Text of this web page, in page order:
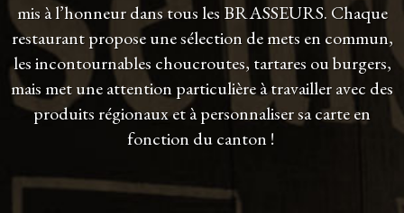
mis à l’honneur dans tous les BRASSEURS. Chaque
restaurant propose une sélection de mets en commun,
les incontournables choucroutes, tartares ou burgers,
mais met une attention particulière à travailler avec des
produits régionaux et à personnaliser sa carte en
fonction du canton !